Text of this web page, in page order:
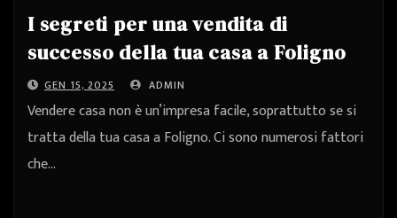
I segreti per una vendita di
successo della tua casa a Foligno
GEN 15, 2025 ADMIN
Vendere casa non è un’impresa facile, soprattutto se si
tratta della tua casa a Foligno. Ci sono numerosi fattori
che…